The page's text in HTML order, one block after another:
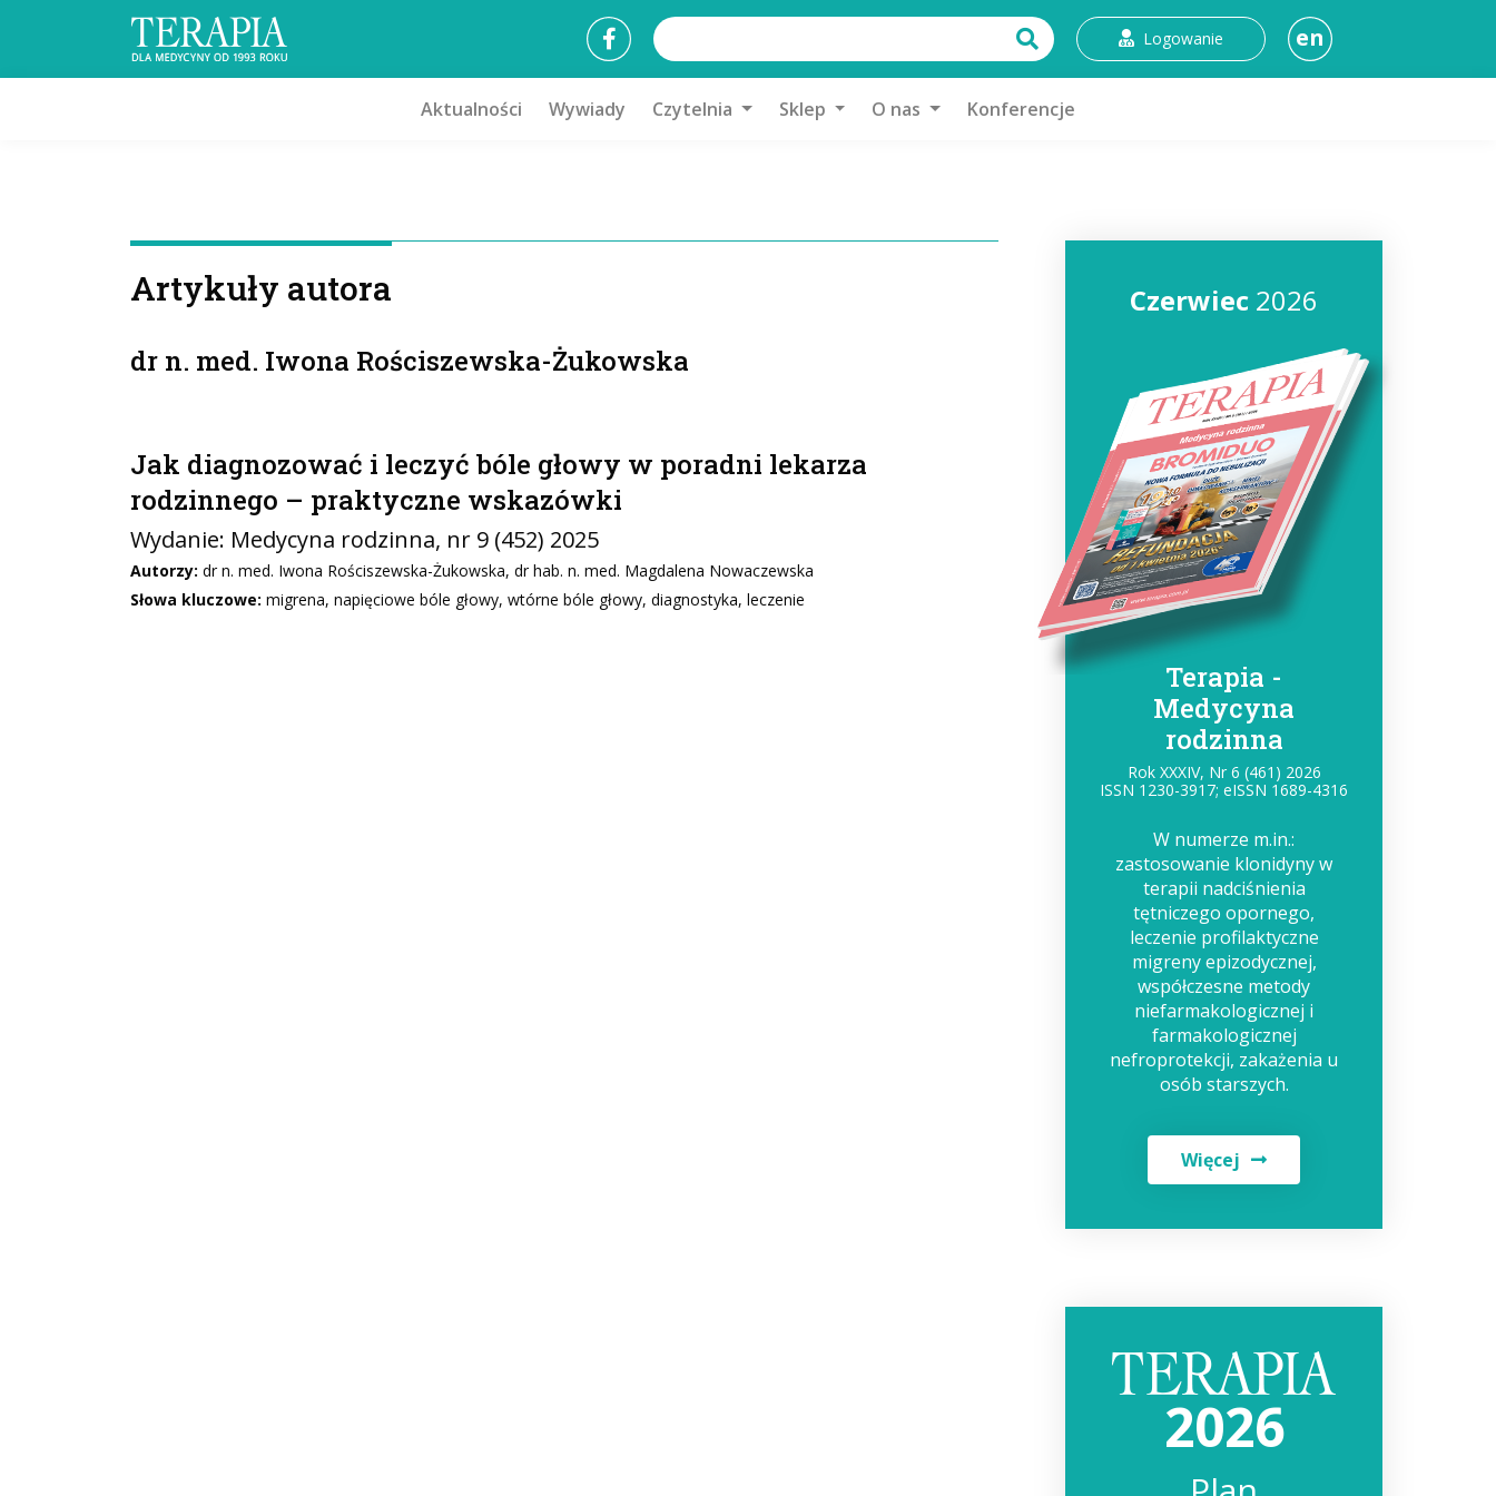
Logowanie en
Aktualności Wywiady Czytelnia Sklep O nas Konferencje
Artykuły autora
dr n. med. Iwona Rościszewska-Żukowska
Jak diagnozować i leczyć bóle głowy w poradni lekarza
rodzinnego – praktyczne wskazówki
Wydanie: Medycyna rodzinna, nr 9 (452) 2025
Autorzy: dr n. med. Iwona Rościszewska-Żukowska, dr hab. n. med. Magdalena Nowaczewska
Słowa kluczowe: migrena, napięciowe bóle głowy, wtórne bóle głowy, diagnostyka, leczenie
Czerwiec 2026
Terapia -
Medycyna
rodzinna
Rok XXXIV, Nr 6 (461) 2026
ISSN 1230-3917; eISSN 1689-4316
W numerze m.in.:
zastosowanie klonidyny w
terapii nadciśnienia
tętniczego opornego,
leczenie profilaktyczne
migreny epizodycznej,
współczesne metody
niefarmakologicznej i
farmakologicznej
nefroprotekcji, zakażenia u
osób starszych.
Więcej
2026